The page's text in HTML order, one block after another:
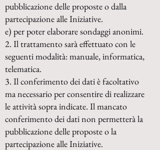
pubblicazione delle proposte o dalla
partecipazione alle Iniziative.
e) per poter elaborare sondaggi anonimi.
2. Il trattamento sarà effettuato con le
seguenti modalità: manuale, informatica,
telematica.
3. Il conferimento dei dati è facoltativo
ma necessario per consentire di realizzare
le attività sopra indicate. Il mancato
conferimento dei dati non permetterà la
pubblicazione delle proposte o la
partecipazione alle Iniziative.